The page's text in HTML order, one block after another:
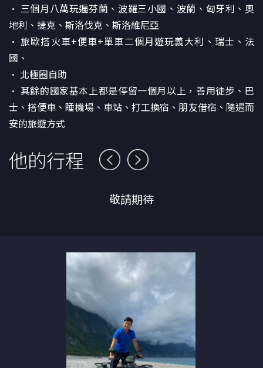
• 三個月八萬玩遍芬蘭、波羅三小國、波蘭、匈牙利、奧
地利、捷克、斯洛伐克、斯洛維尼亞
• 旅歐搭火車+便車+單車二個月遊玩義大利、瑞士、法
國、
• 北極圈自助
• 其餘的國家基本上都是停留一個月以上，善用徒步、巴
士、搭便車、睡機場、車站、打工換宿、朋友借宿、隨遇而
安的旅遊方式
他的行程
敬請期待